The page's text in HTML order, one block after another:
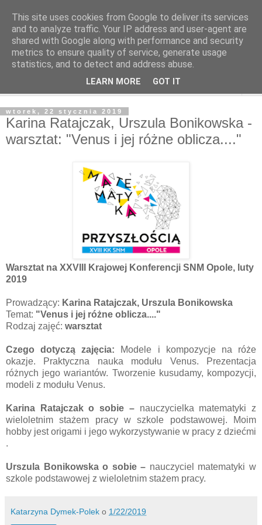
wtorek, 22 stycznia 2019
Karina Ratajczak, Urszula Bonikowska -
warsztat: "Venus i jej różne oblicza...."
Warsztat na XXVIII Krajowej Konferencji SNM Opole, luty
2019
Prowadzący: Karina Ratajczak, Urszula Bonikowska
Temat: "Venus i jej różne oblicza...."
Rodzaj zajęć: warsztat
Czego dotyczą zajęcia: Modele i kompozycje na róże
okazje. Praktyczna nauka modułu Venus. Prezentacja
różnych jego wariantów. Tworzenie kusudamy, kompozycji,
modeli z modułu Venus.
Karina Ratajczak o sobie – nauczycielka matematyki z
wieloletnim stażem pracy w szkole podstawowej. Moim
hobby jest origami i jego wykorzystywanie w pracy z dziećmi
.
Urszula Bonikowska o sobie – nauczyciel matematyki w
szkole podstawowej z wieloletnim stażem pracy.
Katarzyna Dymek-Polek o 1/22/2019
This site uses cookies from Google to deliver its services
and to analyze traffic. Your IP address and user-agent are
shared with Google along with performance and security
metrics to ensure quality of service, generate usage
statistics, and to detect and address abuse.
LEARN MORE GOT IT